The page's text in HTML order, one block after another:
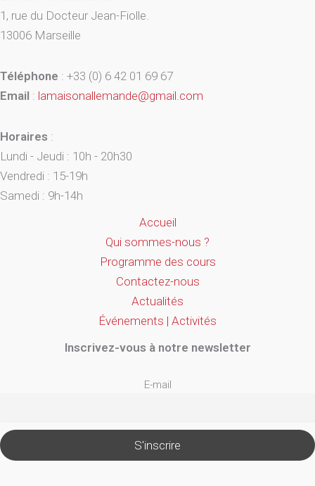
1, rue du Docteur Jean-Fiolle.
13006 Marseille
Téléphone : +33 (0) 6 42 01 69 67
Email : lamaisonallemande@gmail.com
Horaires :
Lundi - Jeudi : 10h - 20h30
Vendredi : 15-19h
Samedi : 9h-14h
Accueil
Qui sommes-nous ?
Programme des cours
Contactez-nous
Actualités
Événements | Activités
Inscrivez-vous à notre newsletter
E-mail